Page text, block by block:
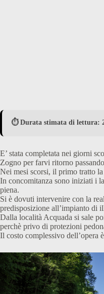
⏱️ Durata stimata di lettura:
E’ stata completata nei giorni
Zogno per farvi ritorno
Nei mesi scorsi, il primo tratto
In concomitanza sono iniziati i
piena.
Si è dovuti intervenire con la
predisposizione all’impianto di
Dalla località Acquada si sale
perchè privo di protezioni
Il costo complessivo dell’opera